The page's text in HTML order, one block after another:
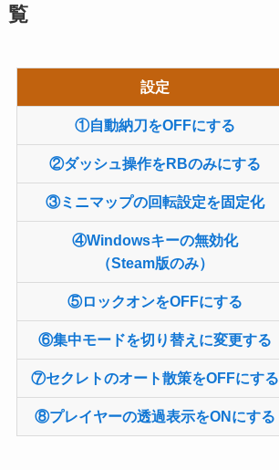
覧
設定
①自動納刀をOFFにする
②ダッシュ操作をRBのみにする
③ミニマップの回転設定を固定化
④Windowsキーの無効化
（Steam版のみ）
⑤ロックオンをOFFにする
⑥集中モードを切り替えに変更する
⑦セクレトのオート散策をOFFにする
⑧プレイヤーの透過表示をONにする